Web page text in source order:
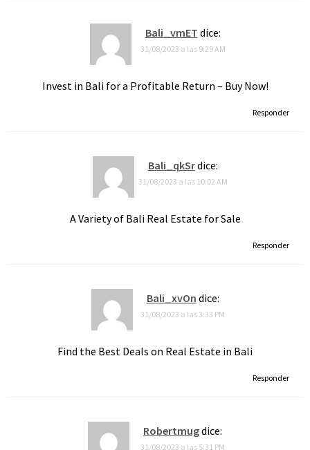
Bali_vmET dice:
31/08/2023 a las 9:29 AM
Invest in Bali for a Profitable Return – Buy Now!
Responder
Bali_qkSrdice:
31/08/2023 a las 10:02 AM
A Variety of Bali Real Estate for Sale
Responder
Bali_xvOn dice:
31/08/2023 a las 3:33 PM
Find the Best Deals on Real Estate in Bali
Responder
Robertmugdice:
31/08/2023 a las 5:31 PM